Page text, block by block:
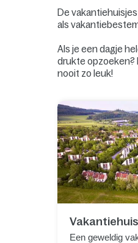
De
als
Als je een dagje
drukte opzoeken?
nooit zo leuk!
Een geweldig